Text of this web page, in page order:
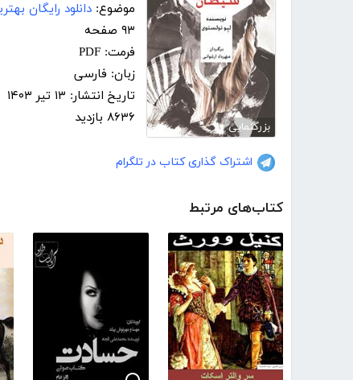
بزرگنمایی
موضوع: دانلود رایگان
۹۳ صفحه
فرمت: PDF
زبان: فارسی
تاریخ انتشار: ۱۳ تیر ۱۴۰۳
۸۶۳۶ بازدید
اشتراک گذاری کتاب در تلگرام
کتاب‌های مرتبط